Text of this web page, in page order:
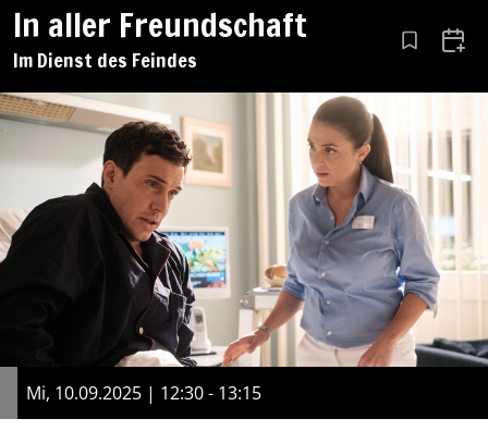
In aller Freundschaft
Im Dienst des Feindes Aus den
Mi, 10.09.2025 | 12:30 - 13:15